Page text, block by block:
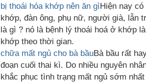
bị thoái hóa khớp nên ăn gìHiện nay
khớp, đàn ông, phụ nữ, người già, lẫn
là gì ? nó là bệnh lý thoái hoá ở khớp
khớp theo thời gian.
chữa mất ngủ cho bà bầuBà bầu rất
đoạn cuối thai kì. Do nhiều nguyên
khắc phục tình trạng mất ngủ sớm